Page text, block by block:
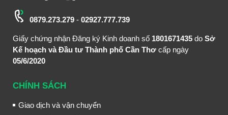
0879.273.279- 02927.777.739
Giấy chứng nhận Đăng ký Kinh doanh số 1801671435 do Sở
Kế hoạch và Đầu tư Thành phố Cần Thơ cấp ngày
05/6/2020
CHÍNH SÁCH
Giao dịch và vận chuyển